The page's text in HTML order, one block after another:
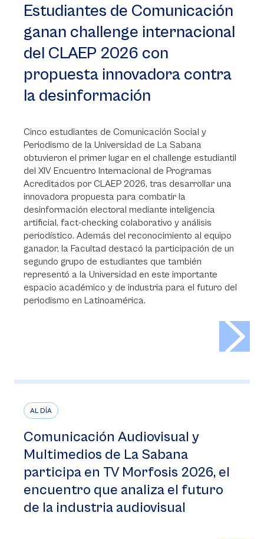
Estudiantes de Comunicación
ganan challenge internacional
del CLAEP 2026 con
propuesta innovadora contra
la desinformación
Cinco estudiantes de Comunicación Social y
Periodismo de la Universidad de La Sabana
obtuvieron el primer lugar en el challenge estudiantil
del XIV Encuentro Internacional de Programas
Acreditados por CLAEP 2026, tras desarrollar una
innovadora propuesta para combatir la
desinformación electoral mediante inteligencia
artificial, fact-checking colaborativo y análisis
periodístico. Además del reconocimiento al equipo
ganador, la Facultad destacó la participación de un
segundo grupo de estudiantes que también
representó a la Universidad en este importante
espacio académico y de industria para el futuro del
periodismo en Latinoamérica.
AL DÍA
Comunicación Audiovisual y
Multimedios de La Sabana
participa en TV Morfosis 2026, el
encuentro que analiza el futuro
de la industria audiovisual